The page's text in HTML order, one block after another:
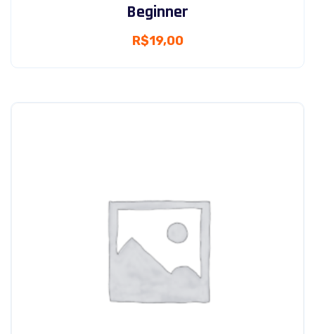
Beginner
R$19,00